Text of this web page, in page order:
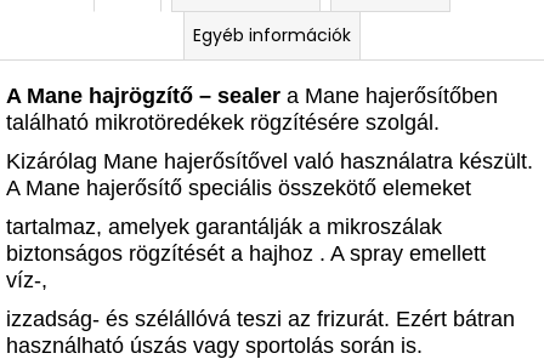
Egyéb információk
A Mane hajrögzítő – sealer a Mane hajerősítőben
található mikrotöredékek rögzítésére szolgál.
Kizárólag Mane hajerősítővel való használatra készült.
A Mane hajerősítő speciális összekötő elemeket
tartalmaz, amelyek garantálják a mikroszálak
biztonságos rögzítését a hajhoz . A spray emellett
víz-,
izzadság- és szélállóvá teszi az frizurát. Ezért bátran
használható úszás vagy sportolás során is.